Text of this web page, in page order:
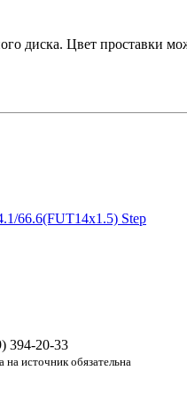
диска. Цвет проставки
66.6(FUT14x1.5) Step
394-20-33
источник обязательна